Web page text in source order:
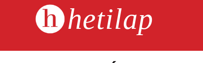
hetilap